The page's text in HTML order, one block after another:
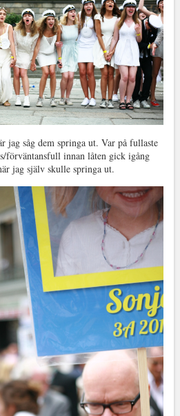
jag såg dem springa ut. Var på fullaste
förväntansfull innan låten gick igång
jag själv skulle springa ut.